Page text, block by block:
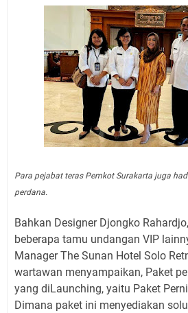
Para pejabat teras Pemkot Surakarta juga
perdana.
Bahkan Designer Djongko
beberapa tamu undangan VIP
Manager The Sunan Hotel Solo
wartawan menyampaikan, Paket
yang diLaunching, yaitu Paket
Dimana paket ini menyediakan